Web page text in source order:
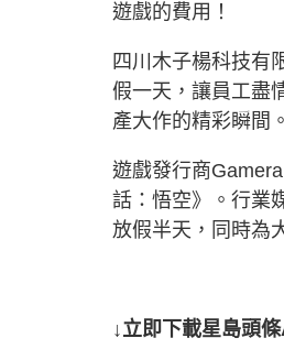
遊戲的費用！
四川木子楊科技有
假一天，讓員工盡
產大作的精彩瞬間
遊戲發行商
話：悟空》。行業
放假半天，同時為
↓立即下載星島頭